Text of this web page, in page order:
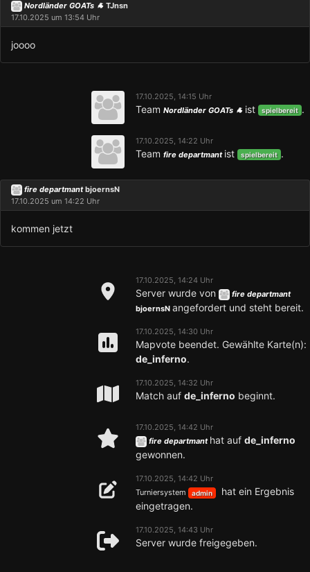
Nordländer GOATs 🐐 TJnsn
17.10.2025 um 13:54 Uhr
joooo
17.10.2025, 14:15 Uhr
Team Nordländer GOATs 🐐 ist spielbereit .
17.10.2025, 14:22 Uhr
Team fire departmant ist spielbereit .
fire departmantbjoernsN
17.10.2025 um 14:22 Uhr
kommen jetzt
17.10.2025, 14:24 Uhr
Server wurde von
fire departmant
bjoernsN angefordert und steht bereit.
17.10.2025, 14:30 Uhr
Mapvote beendet. Gewählte Karte(n):
de_inferno.
17.10.2025, 14:32 Uhr
Match auf de_inferno beginnt.
17.10.2025, 14:42 Uhr
fire departmant hat auf de_inferno
gewonnen.
17.10.2025, 14:42 Uhr
Turniersystem
admin
hat ein Ergebnis
eingetragen.
17.10.2025, 14:43 Uhr
Server wurde freigegeben.